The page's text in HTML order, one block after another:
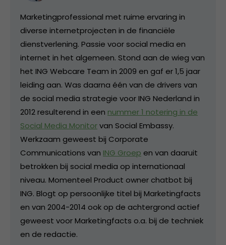
Marketingprofessional met ruime ervaring in
diverse internetprojecten in de financiële
dienstverlening. Passie voor social media en
internet in het algemeen. Stond aan de wieg van
het ING Webcare Team in 2009 en gaf er 1,5 jaar
leiding aan. Was daarna één van de drivers van
de social media strategie voor ING Nederland in
2012 resulterend in een nummer 1 notering in de
Social Media Monitorvan Social Embassy.
Werkzaam geweest bij Corporate
Communications van ING Groep en van daaruit
betrokken bij social media op internationaal
niveau. Momenteel Product owner chatbot bij
ING. Blogt op persoonlijke titel bij Marketingfacts
en van 2004-2014 ook op de achtergrond actief
geweest voor Marketingfacts o.a. bij de techniek
en de redactie.